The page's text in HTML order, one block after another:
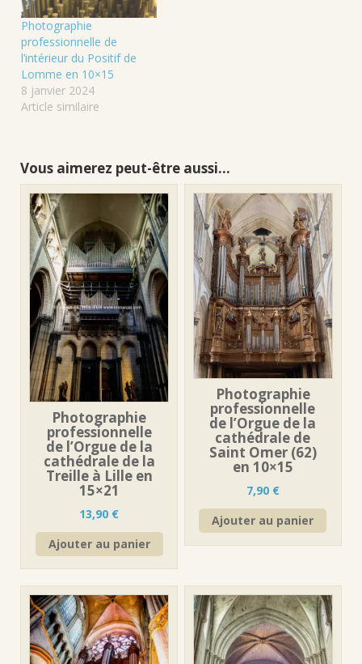
Photographie
professionnelle de
l’intérieur du Positif de
Lomme en 10×15
8 janvier 2024
Article similaire
Vous aimerez peut-être aussi…
Photographie
professionnelle
de l’Orgue de la
cathédrale de la
Treille à Lille en
15×21
13,90 €
Ajouter au panier
Photographie
professionnelle
de l’Orgue de la
cathédrale de
Saint Omer (62)
en 10×15
7,90 €
Ajouter au panier